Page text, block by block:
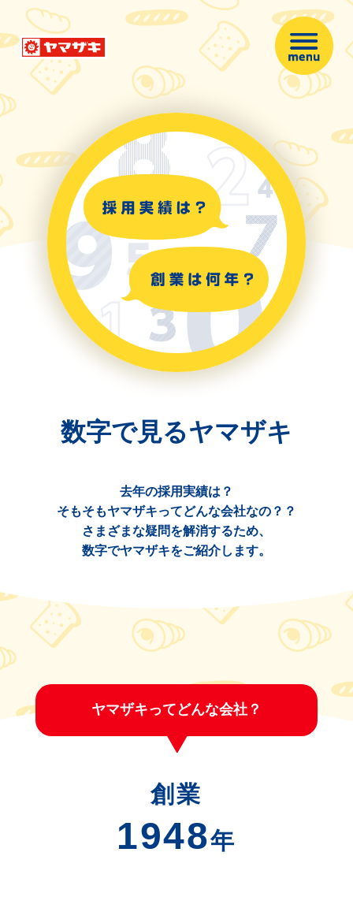
数字で見るヤマザキ
去年の採用実績は？
そもそもヤマザキってどんな会社なの？？
さまざまな疑問を解消するため、
数字でヤマザキをご紹介します。
ヤマザキってどんな会社？
創業
1948年